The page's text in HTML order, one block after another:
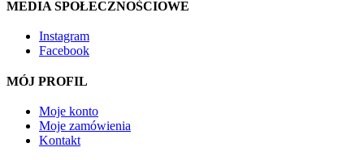
MEDIA SPOŁECZNOŚCIOWE
Instagram
Facebook
MÓJ PROFIL
Moje konto
Moje zamówienia
Kontakt